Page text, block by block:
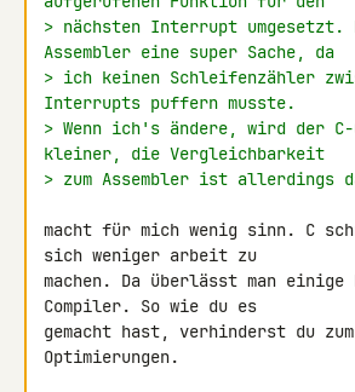
> nächsten Interrupt umgesetzt.
Assembler eine super Sache, da
> ich keinen Schleifenzähler
Interrupts puffern musste.
> Wenn ich's ändere, wird der C-
kleiner, die Vergleichbarkeit
> zum Assembler ist allerdings
macht für mich wenig sinn. C
sich weniger arbeit zu
machen. Da überlässt man einige
Compiler. So wie du es
gemacht hast, verhinderst du
Optimierungen.